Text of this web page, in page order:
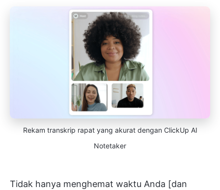
Rekam transkrip rapat yang akurat dengan ClickUp AI
Notetaker
Tidak hanya menghemat waktu Anda [dan